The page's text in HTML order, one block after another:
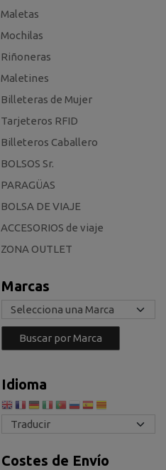
Maletas
Mochilas
Riñoneras
Maletines
Billeteras de Mujer
Tarjeteros RFID
Billeteros Caballero
BOLSOS Sr.
PARAGÜAS
BOLSA DE VIAJE
ACCESORIOS de viaje
ZONA OUTLET
Marcas
Idioma
Costes de Envío